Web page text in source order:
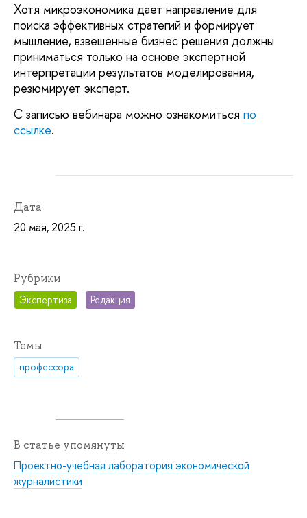
Хотя микроэкономика дает направление для
поиска эффективных стратегий и формирует
мышление, взвешенные бизнес решения должны
приниматься только на основе экспертной
интерпретации результатов моделирования,
резюмирует эксперт.
С записью вебинара можно ознакомиться по
ссылке.
Дата
20 мая, 2025 г.
Рубрики
Экспертиза Редакция
Темы
профессора
В статье упомянуты
Проектно-учебная лаборатория экономической
журналистики